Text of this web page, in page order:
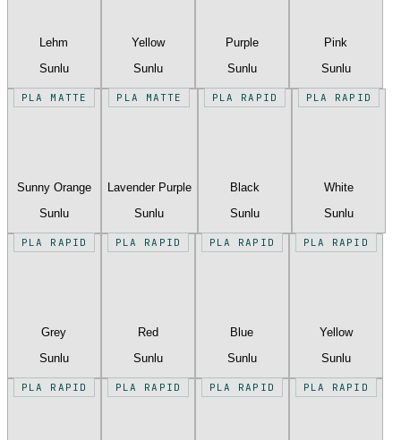
Lehm
Sunlu
Yellow
Sunlu
Purple
Sunlu
Pink
Sunlu
PLA MATTE
Sunny Orange
Sunlu
PLA MATTE
Lavender Purple
Sunlu
PLA RAPID
Black
Sunlu
PLA RAPID
White
Sunlu
PLA RAPID
Grey
Sunlu
PLA RAPID
Red
Sunlu
PLA RAPID
Blue
Sunlu
PLA RAPID
Yellow
Sunlu
PLA RAPID PLA RAPID PLA RAPID PLA RAPID